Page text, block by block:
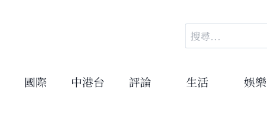
搜
尋
鍵
國際 中港台 評論 生活 娛樂